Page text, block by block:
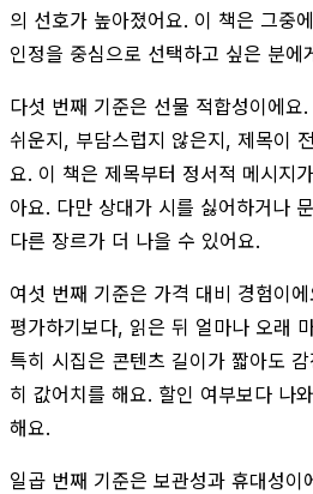
의 선호가 높아졌어요. 이 책은 그중
인정을 중심으로 선택하고 싶은 분에
다섯 번째 기준은 선물 적합성이에요
쉬운지, 부담스럽지 않은지, 제목이
요. 이 책은 제목부터 정서적 메시지
아요. 다만 상대가 시를 싫어하거나
다른 장르가 더 나을 수 있어요.
여섯 번째 기준은 가격 대비 경험이
평가하기보다, 읽은 뒤 얼마나 오래
특히 시집은 콘텐츠 길이가 짧아도
히 값어치를 해요. 할인 여부보다 나
해요.
일곱 번째 기준은 보관성과 휴대성이